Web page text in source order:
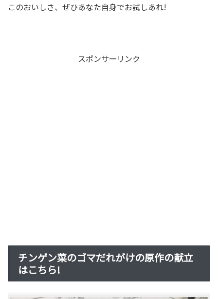
このおいしさ、ぜひあなた自身でお試しあれ!
スポンサーリンク
チンゲン菜のゴマだれがけの原作の献立
はこちら!